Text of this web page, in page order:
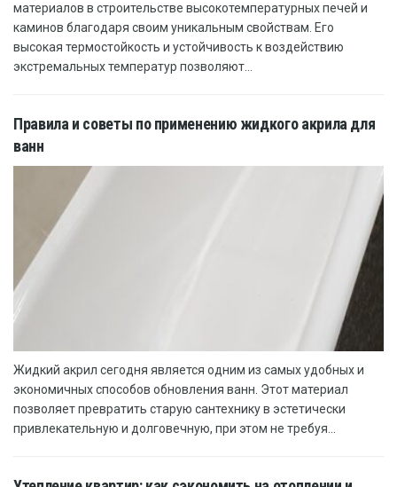
материалов в строительстве высокотемпературных печей и
каминов благодаря своим уникальным свойствам. Его
высокая термостойкость и устойчивость к воздействию
экстремальных температур позволяют...
Правила и советы по применению жидкого акрила для
ванн
Жидкий акрил сегодня является одним из самых удобных и
экономичных способов обновления ванн. Этот материал
позволяет превратить старую сантехнику в эстетически
привлекательную и долговечную, при этом не требуя...